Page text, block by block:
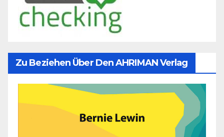
Zu Beziehen Über Den AHRIMAN Verlag